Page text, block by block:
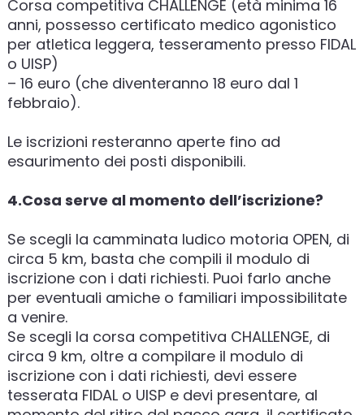
Corsa competitiva CHALLENGE (età minima 16
anni, possesso certificato medico agonistico
per atletica leggera, tesseramento presso FIDAL
o UISP)
– 16 euro (che diventeranno 18 euro dal 1
febbraio).
Le iscrizioni resteranno aperte fino ad
esaurimento dei posti disponibili.
4.Cosa serve al momento dell’iscrizione?
Se scegli la camminata ludico motoria OPEN, di
circa 5 km, basta che compili il modulo di
iscrizione con i dati richiesti. Puoi farlo anche
per eventuali amiche o familiari impossibilitate
a venire.
Se scegli la corsa competitiva CHALLENGE, di
circa 9 km, oltre a compilare il modulo di
iscrizione con i dati richiesti, devi essere
tesserata FIDAL o UISP e devi presentare, al